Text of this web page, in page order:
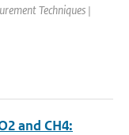
Techniques |
and CH4: